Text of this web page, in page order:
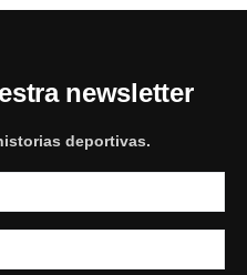
newsletter
deportivas.